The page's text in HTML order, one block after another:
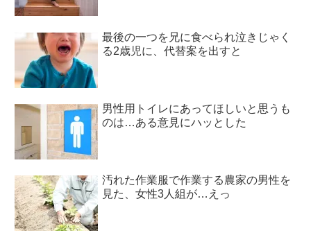
最後の一つを兄に食べられ泣きじゃく
る2歳児に、代替案を出すと
男性用トイレにあってほしいと思うも
のは…ある意見にハッとした
汚れた作業服で作業する農家の男性を
見た、女性3人組が…えっ